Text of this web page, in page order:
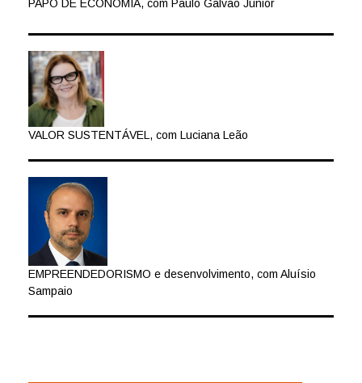
PAPO DE ECONOMIA, com Paulo Galvão Júnior
VALOR SUSTENTÁVEL, com Luciana Leão
EMPREENDEDORISMO e desenvolvimento, com Aluísio
Sampaio